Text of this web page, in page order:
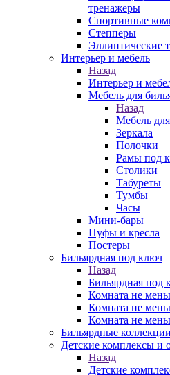
тренажеры
Спортивные
Степперы
Эллиптические
Интерьер и мебель
Назад
Интерьер и
Мебель для
Назад
Мебель
Зеркала
Полочки
Рамы под
Столики
Табуреты
Тумбы
Часы
Мини-бары
Пуфы и кресла
Постеры
Бильярдная под ключ
Назад
Бильярдная под
Комната не
Комната не
Комната не
Бильярдные коллекции
Детские комплексы и
Назад
Детские